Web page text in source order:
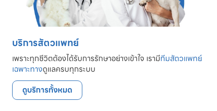
บริการสัตวแพทย์
เพราะทุกชีวิตต้องได้รับการรักษาอย่างเข้าใจ เรามีทีมสัตวแพทย์
เฉพาะทางดูแลครบทุกระบบ
ดูบริการทั้งหมด